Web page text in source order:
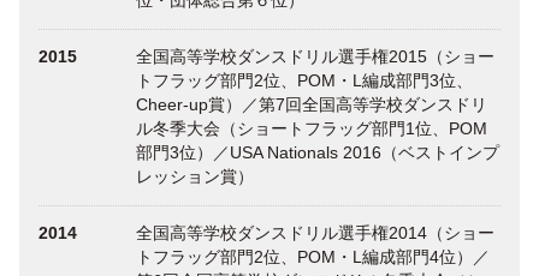
2015
全国高等学校ダンスドリル選手権2015（ショー
トフラッグ部門2位、POM・L編成部門3位、
Cheer-up賞）／第7回全国高等学校ダンスドリ
ル冬季大会（ショートフラッグ部門1位、POM
部門3位）／USA Nationals 2016（ベストインプ
レッション賞）
2014
全国高等学校ダンスドリル選手権2014（ショー
トフラッグ部門2位、POM・L編成部門4位）／